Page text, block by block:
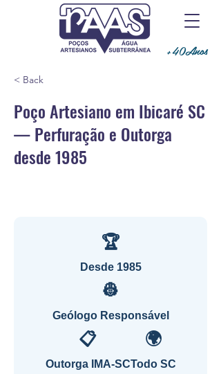
+40Anos
< Back
Poço Artesiano em Ibicaré SC
— Perfuração e Outorga
desde 1985
🏆
Desde 1985
👷
Geólogo Responsável
📋
Outorga IMA-SC
🌍
Todo SC